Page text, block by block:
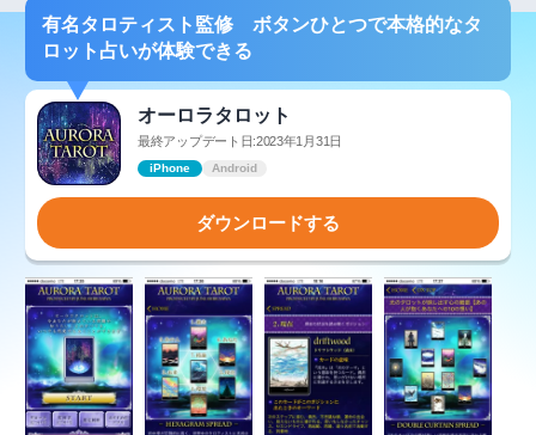
有名タロティスト監修 ボタンひとつで本格的なタ
ロット占いが体験できる
オーロラタロット
最終アップデート日:2023年1月31日
iPhone Android
ダウンロードする